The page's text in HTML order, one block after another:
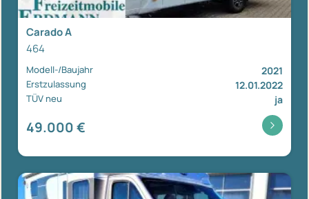
Carado A
464
Modell-/Baujahr 2021
Erstzulassung 12.01.2022
TÜV neu ja
49.000 €